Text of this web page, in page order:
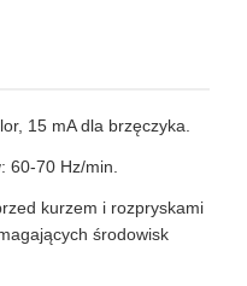
15 mA dla brzęczyka.
: 60-70 Hz/min.
kurzem i rozpryskami
środowisk